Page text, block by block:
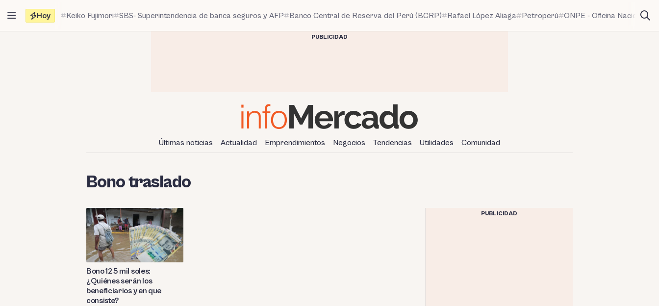
contenido
Hoy Keiko Fujimori SBS- Superintendencia de banca seguros y AFP Banco Central de Reserva del Perú (BCRP) Rafael López Aliaga Petroperú ONPE - Oficina Nacional
PUBLICIDAD
Últimas noticias Actualidad Emprendimientos Negocios Tendencias Utilidades Comunidad
Bono traslado
Bono 125 mil soles:
¿Quiénes serán los
beneficiarios y en que
consiste?
PUBLICIDAD